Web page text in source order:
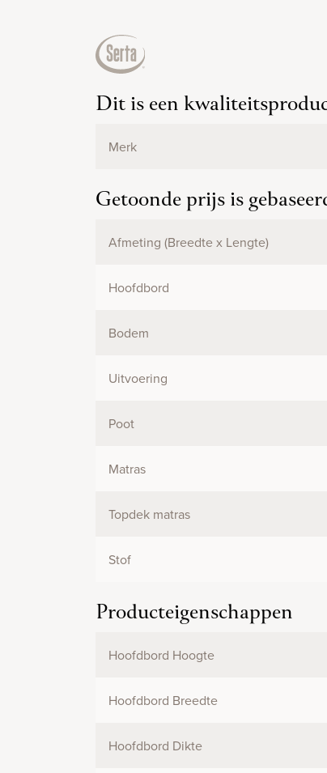
Dit is een
Merk
Getoonde prijs is
Afmeting (Breedte x Lengte)
Hoofdbord
Bodem
Uitvoering
Poot
Matras
Topdek matras
Stof
Producteigenschappen
Hoofdbord Hoogte
Hoofdbord Breedte
Hoofdbord Dikte